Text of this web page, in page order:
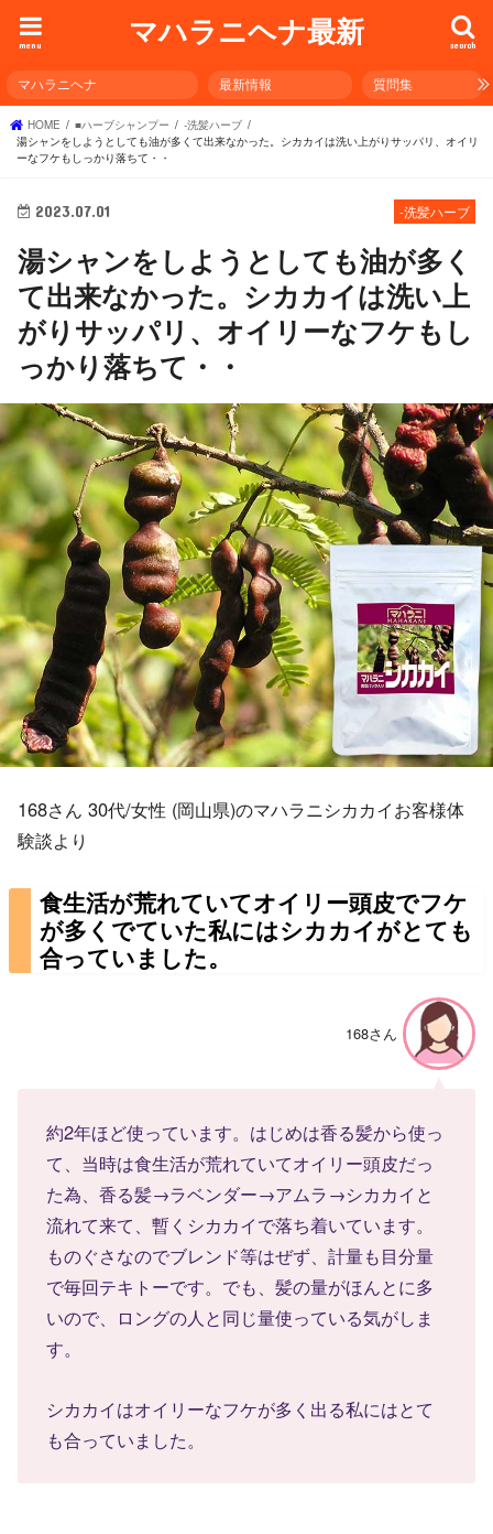
マハラニヘナ最新 search
menu
マハラニヘナ 最新情報 質問集
HOME ■ハーブシャンプー
-洗髪ハーブ
湯シャンをしようとしても油が多くて出来なかった。シカカイは洗い上がりサッパリ、オイリ
ーなフケもしっかり落ちて・・
-洗髪ハーブ
2023.07.01
湯シャンをしようとしても油が多く
て出来なかった。シカカイは洗い上
がりサッパリ、オイリーなフケもし
っかり落ちて・・
168さん 30代/女性 (岡山県)のマハラニシカカイお客様体
験談より
食生活が荒れていてオイリー頭皮でフケ
が多くでていた私にはシカカイがとても
合っていました。
168さん
約2年ほど使っています。はじめは香る髪から使っ
て、当時は食生活が荒れていてオイリー頭皮だっ
た為、香る髪→ラベンダー→アムラ→シカカイと
流れて来て、暫くシカカイで落ち着いています。
ものぐさなのでブレンド等はぜず、計量も目分量
で毎回テキトーです。でも、髪の量がほんとに多
いので、ロングの人と同じ量使っている気がしま
す。
シカカイはオイリーなフケが多く出る私にはとて
も合っていました。